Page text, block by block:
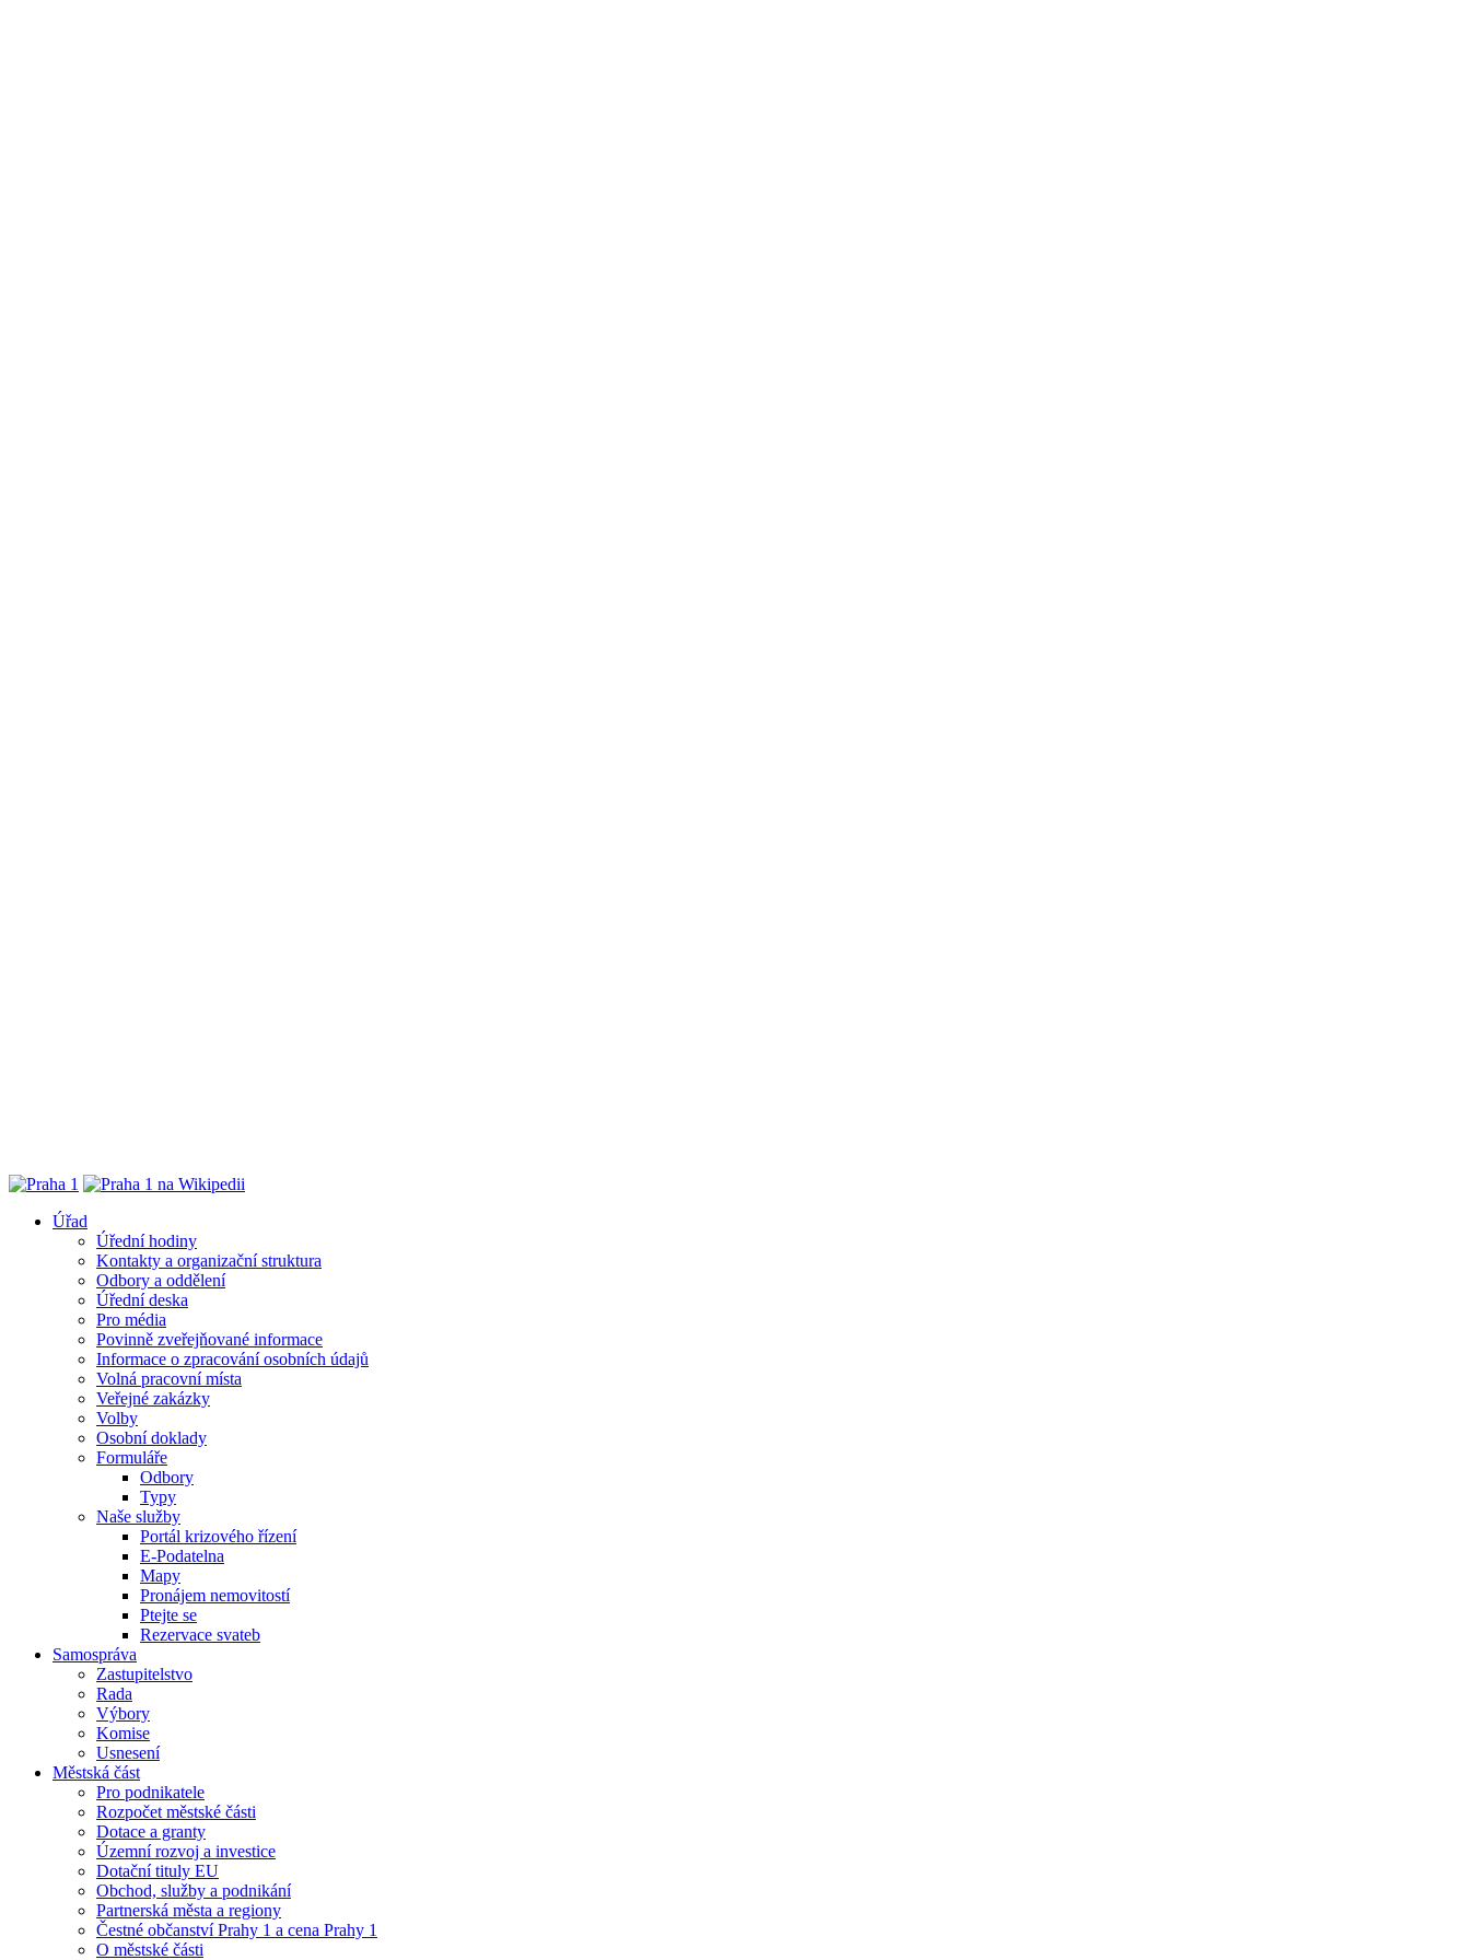
Úřad
Úřední hodiny
Kontakty a organizační struktura
Odbory a oddělení
Úřední deska
Pro média
Povinně zveřejňované informace
Informace o zpracování osobních údajů
Volná pracovní místa
Veřejné zakázky
Volby
Osobní doklady
Formuláře
Odbory
Typy
Naše služby
Portál krizového řízení
E-Podatelna
Mapy
Pronájem nemovitostí
Ptejte se
Rezervace svateb
Samospráva
Zastupitelstvo
Rada
Výbory
Komise
Usnesení
Městská část
Pro podnikatele
Rozpočet městské části
Dotace a granty
Územní rozvoj a investice
Dotační tituly EU
Obchod, služby a podnikání
Partnerská města a regiony
Čestné občanství Prahy 1 a cena Prahy 1
O městské části